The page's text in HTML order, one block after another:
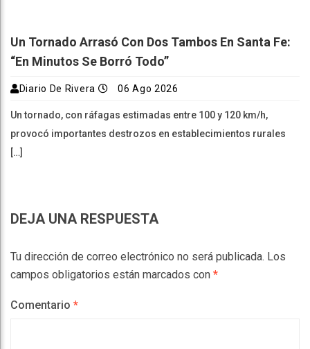
Un Tornado Arrasó Con Dos Tambos En Santa Fe:
“En Minutos Se Borró Todo”
Diario De Rivera 06 Ago 2026
Un tornado, con ráfagas estimadas entre 100 y 120 km/h,
provocó importantes destrozos en establecimientos rurales
[…]
DEJA UNA RESPUESTA
Tu dirección de correo electrónico no será publicada. Los
campos obligatorios están marcados con *
Comentario *